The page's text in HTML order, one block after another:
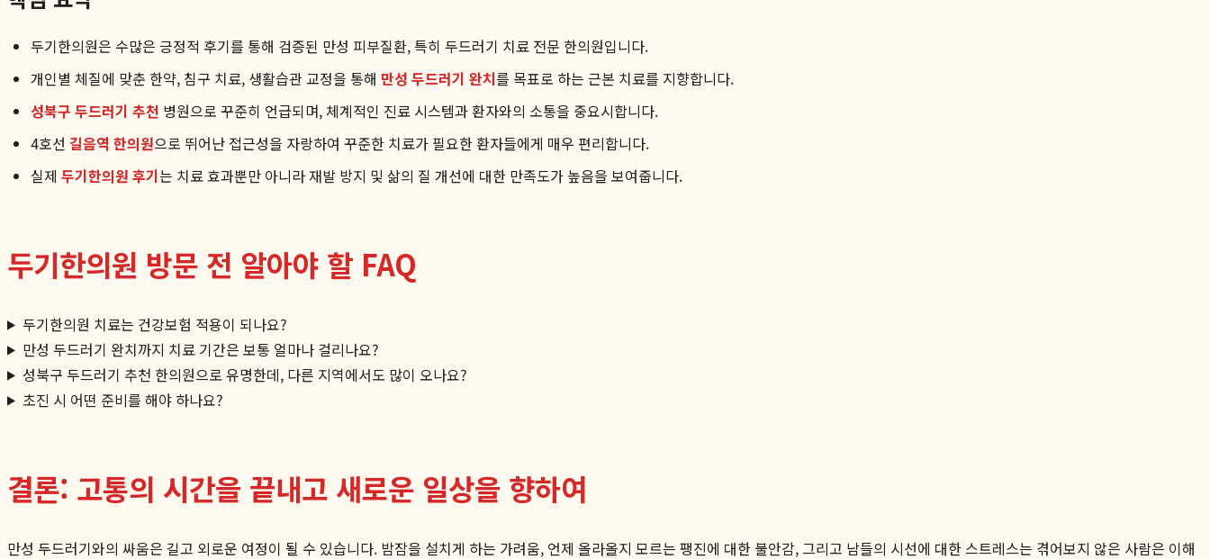
두기한의원은 수많은 긍정적 후기를 통해 검증된 만성 피부질환, 특히 두드러기 치료 전문 한의원입니다.
개인별 체질에 맞춘 한약, 침구 치료, 생활습관 교정을 통해 만성 두드러기 완치를 목표로 하는 근본 치료를 지향합니다.
성북구 두드러기 추천 병원으로 꾸준히 언급되며, 체계적인 진료 시스템과 환자와의 소통을 중요시합니다.
4호선 길음역 한의원으로 뛰어난 접근성을 자랑하여 꾸준한 치료가 필요한 환자들에게 매우 편리합니다.
실제 두기한의원 후기는 치료 효과뿐만 아니라 재발 방지 및 삶의 질 개선에 대한 만족도가 높음을 보여줍니다.
두기한의원 방문 전 알아야 할 FAQ
두기한의원 치료는 건강보험 적용이 되나요?
만성 두드러기 완치까지 치료 기간은 보통 얼마나 걸리나요?
성북구 두드러기 추천 한의원으로 유명한데, 다른 지역에서도 많이 오나요?
초진 시 어떤 준비를 해야 하나요?
결론: 고통의 시간을 끝내고 새로운 일상을 향하여
만성 두드러기와의 싸움은 길고 외로운 여정이 될 수 있습니다. 밤잠을 설치게 하는 가려움, 언제 올라올지 모르는 팽진에 대한 불안감, 그리고 남들의 시선에 대한 스트레스는 겪어보지 않은 사람은 이해